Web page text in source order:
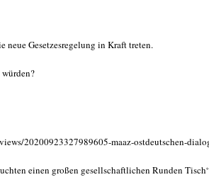
neue Gesetzesregelung in Kraft treten.
20200923327989605-maaz-ostdeutschen-
einen großen gesellschaftlichen Runden